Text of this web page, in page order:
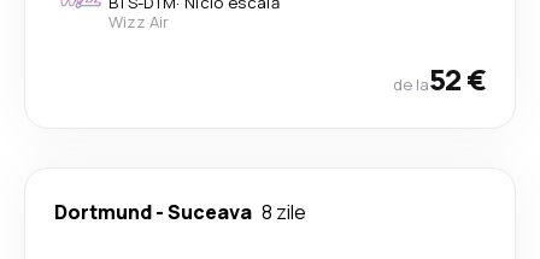
Wizz Air
de la52 €
Dortmund-Suceava 8 zile